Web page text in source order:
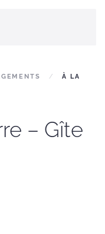
À LA
– Gîte